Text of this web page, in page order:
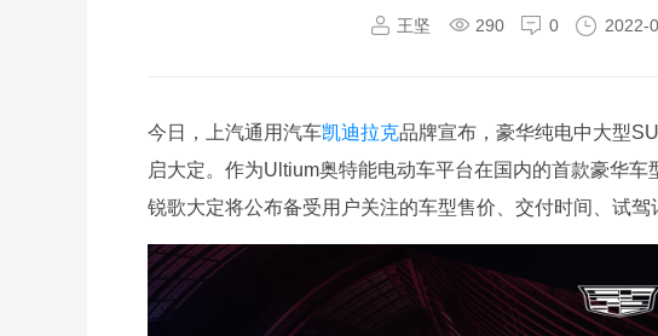
王坚 290 0 2022-
今日，上汽通用汽车凯迪拉克品牌宣布，豪华纯电中大型
启大定。作为Ultium奥特能电动车平台在国内的首款豪华
锐歌大定将公布备受用户关注的车型售价、交付时间、试驾